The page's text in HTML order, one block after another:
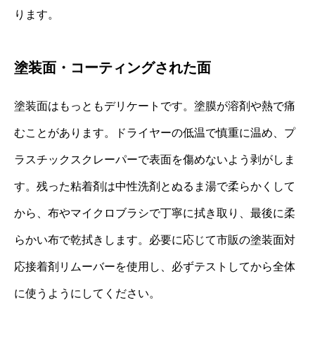
ります。
塗装面・コーティングされた面
塗装面はもっともデリケートです。塗膜が溶剤や熱で痛
むことがあります。ドライヤーの低温で慎重に温め、プ
ラスチックスクレーパーで表面を傷めないよう剥がしま
す。残った粘着剤は中性洗剤とぬるま湯で柔らかくして
から、布やマイクロブラシで丁寧に拭き取り、最後に柔
らかい布で乾拭きします。必要に応じて市販の塗装面対
応接着剤リムーバーを使用し、必ずテストしてから全体
に使うようにしてください。